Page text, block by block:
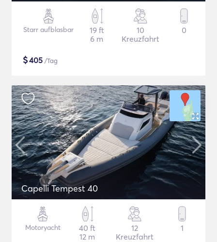
Starr aufblasbar
19 ft
6 m
10
Kreuzfahrt
0
$405 /Tag
Capelli Tempest 40
Motoryacht
40 ft
12 m
12
Kreuzfahrt
1